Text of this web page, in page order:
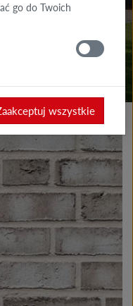
go do Twoich
wszystkie